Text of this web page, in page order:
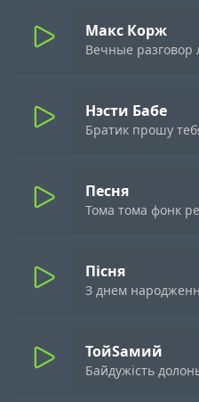
Макс Корж
Вечные разговор
Нэсти Бабе
Братик прошу
Песня
Тома тома фонк
Пісня
З днем
ТойSамий
Байдужість